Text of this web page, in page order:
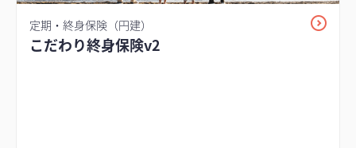
定期・終身保険（円建）
こだわり終身保険v2